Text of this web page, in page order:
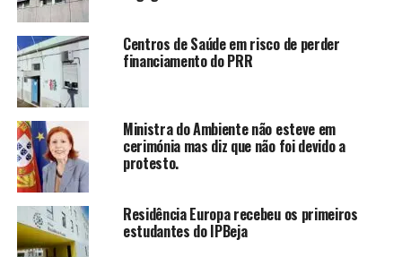
Centros de Saúde em risco de perder
financiamento do PRR
Ministra do Ambiente não esteve em
cerimónia mas diz que não foi devido a
protesto.
Residência Europa recebeu os primeiros
estudantes do IPBeja